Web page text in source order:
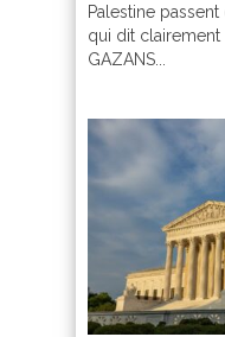
Palestine
qui dit clairement
GAZANS...